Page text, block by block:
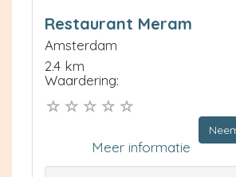
Restaurant Meram
Amsterdam
2.4 km
Waardering:
Meer informatie